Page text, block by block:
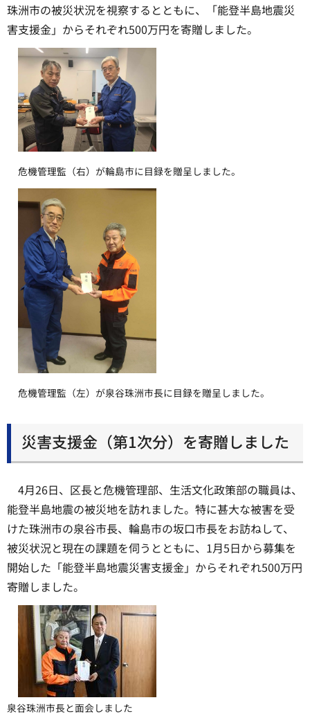
珠洲市の被災状況を視察するとともに、「能登半島地震災
害支援金」からそれぞれ500万円を寄贈しました。
危機管理監（右）が輪島市に目録を贈呈しました。
危機管理監（左）が泉谷珠洲市長に目録を贈呈しました。
災害支援金（第1次分）を寄贈しました
4月26日、区長と危機管理部、生活文化政策部の職員は、
能登半島地震の被災地を訪れました。特に甚大な被害を受
けた珠洲市の泉谷市長、輪島市の坂口市長をお訪ねして、
被災状況と現在の課題を伺うとともに、1月5日から募集を
開始した「能登半島地震災害支援金」からそれぞれ500万円
寄贈しました。
泉谷珠洲市長と面会しました